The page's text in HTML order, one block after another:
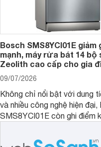
Bosch SMS8YCI01E giảm
mạnh, máy rửa bát 14 bộ
Zeolith cao cấp cho gia
09/07/2026
Không chỉ nổi bật với dung
và nhiều công nghệ hiện
SMS8YCI01E còn ghi điểm
thời điểm mới mở bán, mang